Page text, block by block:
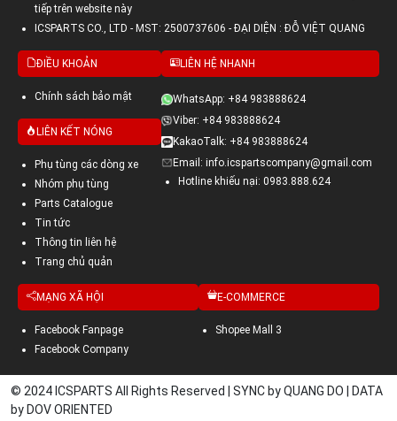
tiếp trên website này
ICSPARTS CO., LTD - MST: 2500737606 - ĐẠI DIỆN : ĐỖ VIỆT QUANG
ĐIỀU KHOẢN
Chính sách bảo mật
LIÊN KẾT NÓNG
Phụ tùng các dòng xe
Nhóm phụ tùng
Parts Catalogue
Tin tức
Thông tin liên hệ
Trang chủ quản
LIÊN HỆ NHANH
WhatsApp: +84 983888624
Viber: +84 983888624
KakaoTalk: +84 983888624
Email: info.icspartscompany@gmail.com
Hotline khiếu nại: 0983.888.624
MẠNG XÃ HỘI
Facebook Fanpage
Facebook Company
E-COMMERCE
Shopee Mall 3
© 2024 ICSPARTS All Rights Reserved | SYNC by QUANG DO | DATA
by DOV ORIENTED